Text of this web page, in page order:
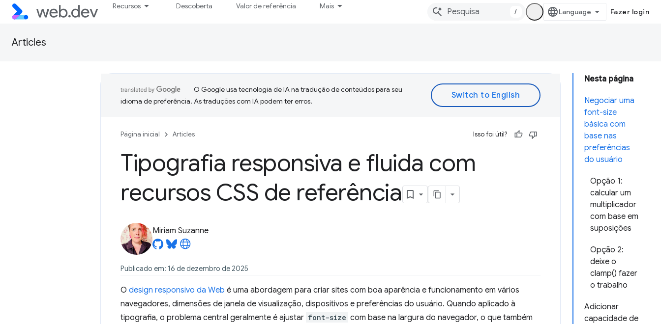
Recursos Descoberta Valor de referência Mais
/ Fazer login
Articles
Nesta página
Negociar uma
font-size
básica com
base nas
preferências
do usuário
Opção 1:
calcular um
multiplicador
com base em
suposições
Opção 2:
deixe o
clamp() fazer
o trabalho
Adicionar
capacidade de
O Google usa tecnologia de IA na tradução de conteúdos para seu
idioma de preferência. As traduções com IA podem ter erros.
Página inicial Articles Isso foi útil?
Tipografia responsiva e fluida com
recursos CSS de referência
Miriam Suzanne
Publicado em: 16 de dezembro de 2025
O design responsivo da Web é uma abordagem para criar sites com boa aparência e funcionamento em vários
navegadores, dimensões de janela de visualização, dispositivos e preferências do usuário. Quando aplicado à
tipografia, o problema central geralmente é ajustar font-size com base na largura do navegador, o que também